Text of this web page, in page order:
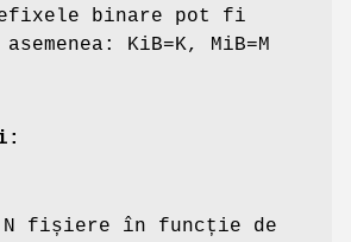
binare pot fi
KiB=K, MiB=M
N fișiere în funcție de